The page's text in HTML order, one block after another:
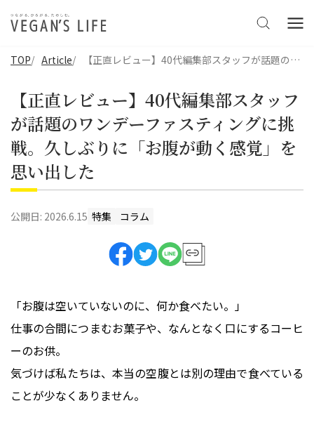
TOP Article 【正直レビュー】40代編集部スタッフが話題のワンデーファスティングに挑戦。久しぶりに「お腹が動く感覚」を思い出した
【正直レビュー】40代編集部スタッフ
が話題のワンデーファスティングに挑
戦。久しぶりに「お腹が動く感覚」を
思い出した
公開日: 2026.6.15 特集 コラム
「お腹は空いていないのに、何か食べたい。」
仕事の合間につまむお菓子や、なんとなく口にするコーヒ
ーのお供。
気づけば私たちは、本当の空腹とは別の理由で食べている
ことが少なくありません。